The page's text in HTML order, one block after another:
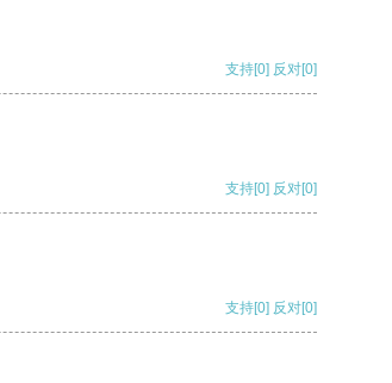
支持[0] 反对[0]
支持[0] 反对[0]
支持[0] 反对[0]